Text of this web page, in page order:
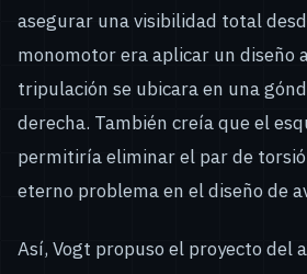
asegurar una visibilidad total
monomotor era aplicar un diseño
tripulación se ubicara en una
derecha. También creía que el
permitiría eliminar el par de
eterno problema en el diseño de
Así, Vogt propuso el proyecto del